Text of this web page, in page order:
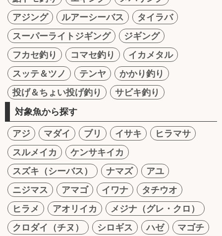
アジング
ルアーシーバス
タイラバ
スーパーライトジギング
ジギング
フカセ釣り
コマセ釣り
イカメタル
スッテ＆ツノ
テンヤ
かかり釣り
投げ＆ちょい投げ釣り
サビキ釣り
対象魚から探す
アジ マダイ ブリ イサキ
ヒラマサ
スルメイカ
ケンサキイカ
スズキ（シーバス）
ナマズ
アユ
ニジマス
アマゴ イワナ
タチウオ
ヒラメ
アオリイカ
メジナ（グレ・クロ）
クロダイ（チヌ）
シロギス ハゼ
マゴチ